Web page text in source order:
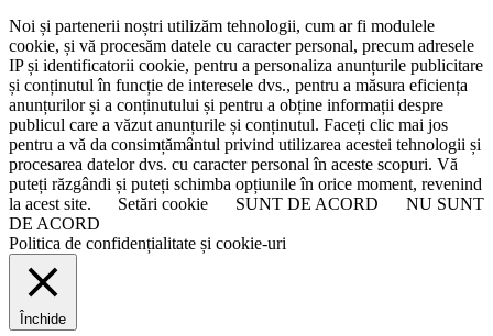
Noi și partenerii noștri utilizăm tehnologii, cum ar fi modulele
cookie, și vă procesăm datele cu caracter personal, precum adresele
IP și identificatorii cookie, pentru a personaliza anunțurile publicitare
și conținutul în funcție de interesele dvs., pentru a măsura eficiența
anunțurilor și a conținutului și pentru a obține informații despre
publicul care a văzut anunțurile și conținutul. Faceți clic mai jos
pentru a vă da consimțământul privind utilizarea acestei tehnologii și
procesarea datelor dvs. cu caracter personal în aceste scopuri. Vă
puteți răzgândi și puteți schimba opțiunile în orice moment, revenind
la acest site.
Setări cookie SUNT DE ACORD
NU SUNT
DE ACORD
Politica de confidențialitate și cookie-uri
Închide